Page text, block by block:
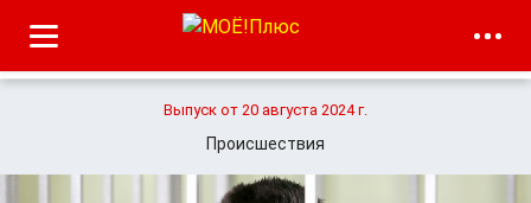
Выпуск от 20 августа 2024 г.
Происшествия